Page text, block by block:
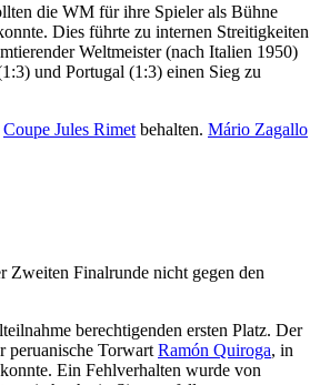
die WM für ihre Spieler als Bühne
Dies führte zu internen Streitigkeiten
Weltmeister (nach Italien 1950)
und Portugal (1:3) einen Sieg zu
Coupe Jules Rimet behalten. Mário Zagallo
Zweiten Finalrunde nicht gegen den
berechtigenden ersten Platz. Der
peruanische Torwart Ramón Quiroga, in
Ein Fehlverhalten wurde von